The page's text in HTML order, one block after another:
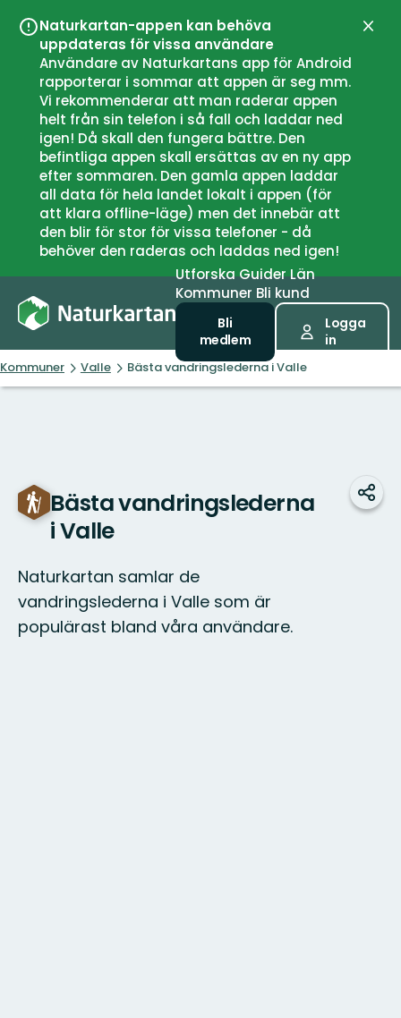
Naturkartan-appen kan behöva
uppdateras för vissa användare
Användare av Naturkartans app för Android
rapporterar i sommar att appen är seg mm.
Vi rekommenderar att man raderar appen
helt från sin telefon i så fall och laddar ned
igen! Då skall den fungera bättre. Den
befintliga appen skall ersättas av en ny app
efter sommaren. Den gamla appen laddar
all data för hela landet lokalt i appen (för
att klara offline-läge) men det innebär att
den blir för stor för vissa telefoner - då
behöver den raderas och laddas ned igen!
UtforskaGuiderLän
Kommuner Bli kund
Bli
medlem
Logga
in
Kommuner Valle Bästa vandringslederna i Valle
Bästa vandringslederna
i Valle
Naturkartan samlar de
vandringslederna i Valle som är
populärast bland våra användare.
Dela